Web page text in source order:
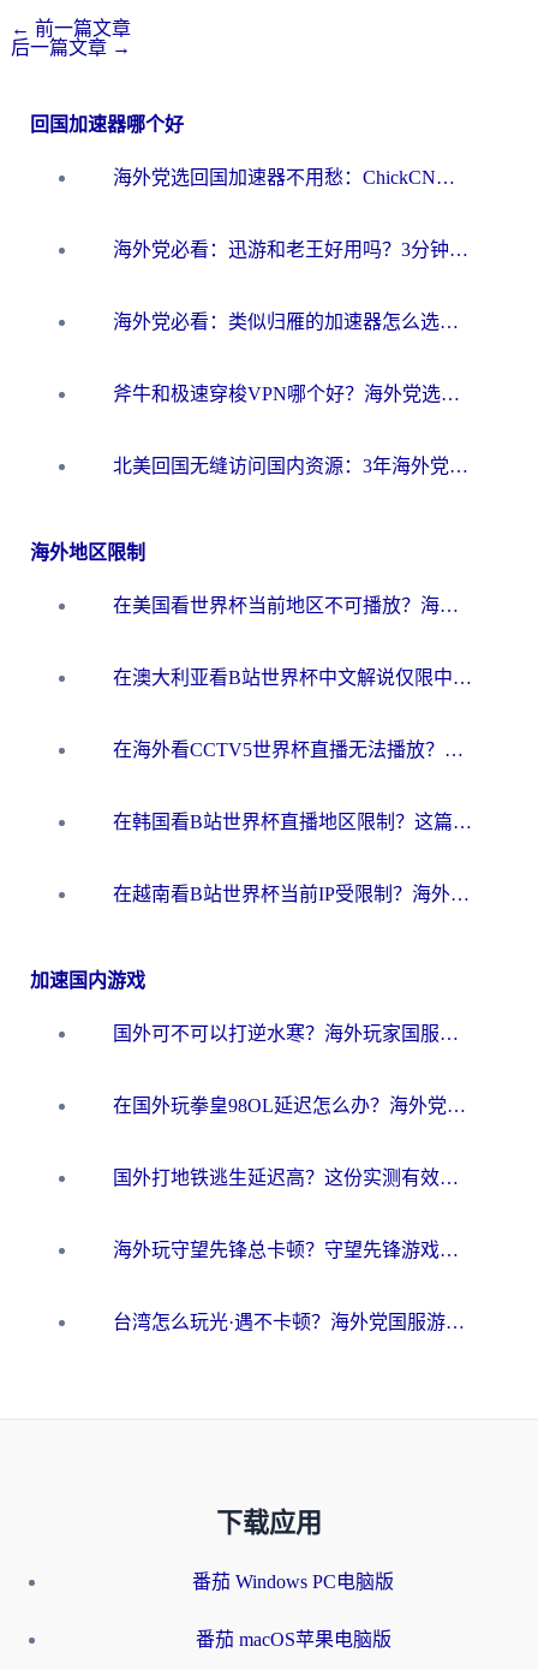
← 前一篇文章
后一篇文章 →
回国加速器哪个好
海外党选回国加速器不用愁：ChickCN和洞见哪个好？一篇搞定所有疑问
海外党必看：迅游和老王好用吗？3分钟选对加速国内网络的加速器
海外党必看：类似归雁的加速器怎么选？一篇搞定无缝访问国内资源
斧牛和极速穿梭VPN哪个好？海外党选回国加速器必看的真实对比与避坑指南
北美回国无缝访问国内资源：3年海外党亲测的加速器选择指南
海外地区限制
在美国看世界杯当前地区不可播放？海外党体育观赛终极指南来了！
在澳大利亚看B站世界杯中文解说仅限中国大陆？这篇指南帮你打破限制看遍赛事
在海外看CCTV5世界杯直播无法播放？这篇指南让你和国内球迷同步呐喊
在韩国看B站世界杯直播地区限制？这篇指南让你告别“当前地区不可播放”
在越南看B站世界杯当前IP受限制？海外党体育观赛终极指南来了
加速国内游戏
国外可不可以打逆水寒？海外玩家国服畅玩终极指南（附漫威荒野乱斗加速方案）
在国外玩拳皇98OL延迟怎么办？海外党亲测有效的低延迟指南
国外打地铁逃生延迟高？这份实测有效的低延迟指南帮你吃鸡
海外玩守望先锋总卡顿？守望先锋游戏加速器在哪里买&避坑指南（附欧洲非洲游戏实测）
台湾怎么玩光·遇不卡顿？海外党国服游戏加速终极攻略（附实测体验）
下载应用
番茄 Windows PC电脑版
番茄 macOS苹果电脑版